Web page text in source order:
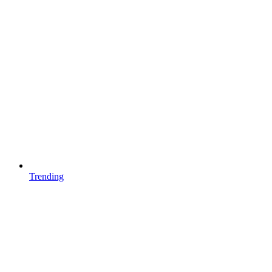
Trending